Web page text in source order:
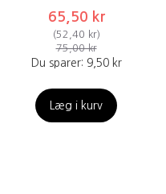
65,50 kr
(52,40 kr)
75,00 kr
Du sparer: 9,50 kr
Læg i kurv